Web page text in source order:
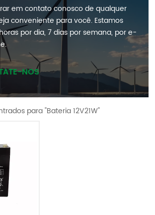
em contato conosco de qualquer
conveniente para você. Estamos
por dia, 7 dias por semana, por e-
NOS
para "Bateria 12V21W"